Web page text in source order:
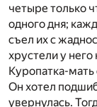
четыре только
одного дня;
съел их с
хрустели у него
Куропатка-мать
Он хотел
увернулась.